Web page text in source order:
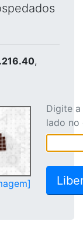
,
Digite
lado no